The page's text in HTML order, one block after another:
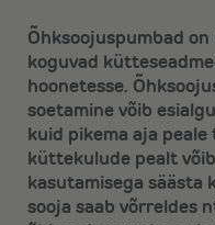
Õhksoojuspumbad
koguvad
hoonetesse.
soetamine võib
kuid pikema aja
küttekulude pealt
kasutamisega säästa
sooja saab võrreldes